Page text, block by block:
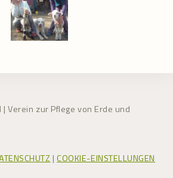
Verein zur Pflege von Erde und
|COOKIE-EINSTELLUNGEN